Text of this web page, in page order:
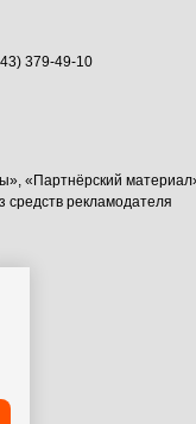
379-49-10
«Партнёрский
средств рекламодателя